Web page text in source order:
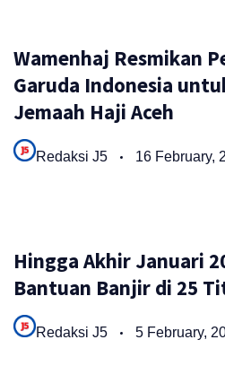
Wamenhaj Resmikan
Garuda Indonesia
Jemaah Haji Aceh
Redaksi J5 16 February,
Hingga Akhir Januari
Bantuan Banjir di 25
Redaksi J5 5 February,